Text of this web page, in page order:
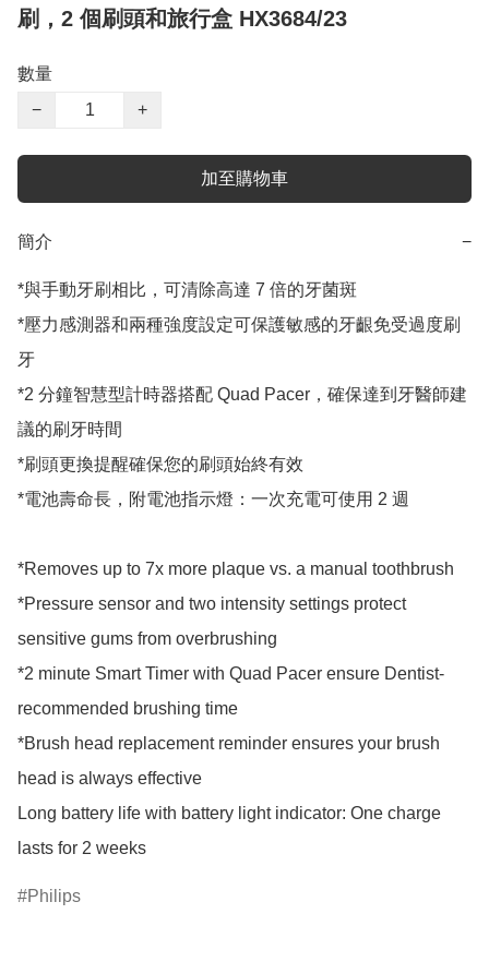
刷，2 個刷頭和旅行盒 HX3684/23
數量
−
+
加至購物車
簡介 −
*與手動牙刷相比，可清除高達 7 倍的牙菌斑
*壓力感測器和兩種強度設定可保護敏感的牙齦免受過度刷
牙
*2 分鐘智慧型計時器搭配 Quad Pacer，確保達到牙醫師建
議的刷牙時間
*刷頭更換提醒確保您的刷頭始終有效
*電池壽命長，附電池指示燈：一次充電可使用 2 週
*Removes up to 7x more plaque vs. a manual toothbrush
*Pressure sensor and two intensity settings protect
sensitive gums from overbrushing
*2 minute Smart Timer with Quad Pacer ensure Dentist-
recommended brushing time
*Brush head replacement reminder ensures your brush
head is always effective
Long battery life with battery light indicator: One charge
lasts for 2 weeks
Philips